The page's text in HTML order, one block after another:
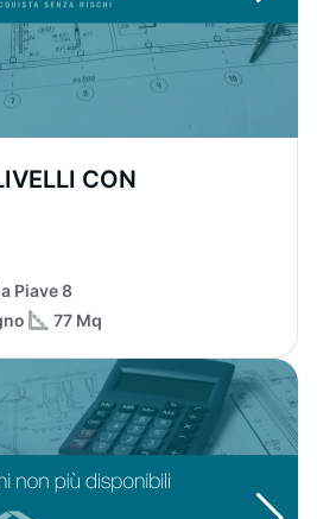
CON
Piave 8
77 Mq